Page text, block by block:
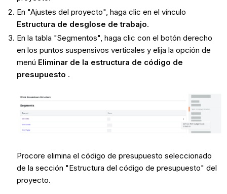
En "Ajustes del proyecto", haga clic en el vínculo
Estructura de desglose de trabajo.
En la tabla "Segmentos", haga clic con el botón derecho
en los puntos suspensivos verticales y elija la opción de
menú Eliminar de la estructura de código de
presupuesto .
Procore elimina el código de presupuesto seleccionado
de la sección "Estructura del código de presupuesto" del
proyecto.